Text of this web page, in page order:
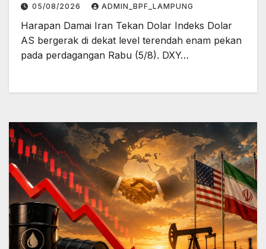
05/08/2026 ADMIN_BPF_LAMPUNG
Harapan Damai Iran Tekan Dolar Indeks Dolar
AS bergerak di dekat level terendah enam pekan
pada perdagangan Rabu (5/8). DXY…